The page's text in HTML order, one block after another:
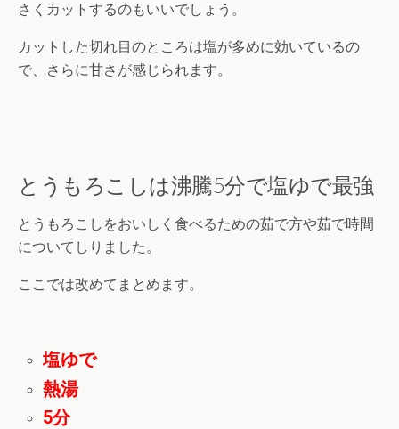
さくカットするのもいいでしょう。
カットした切れ目のところは塩が多めに効いているの
で、さらに甘さが感じられます。
とうもろこしは沸騰5分で塩ゆで最強
とうもろこしをおいしく食べるための茹で方や茹で時間
についてしりました。
ここでは改めてまとめます。
塩ゆで
熱湯
5分